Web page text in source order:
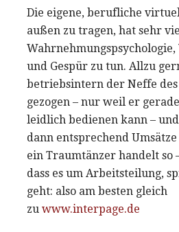
Die eigene, berufliche
außen zu tragen, hat sehr
und Gespür zu tun. Allzu
betriebsintern der Neffe des
gezogen – nur weil er
leidlich bedienen kann –
dann entsprechend
ein Traumtänzer handelt so
dass es um Arbeitsteilung,
geht: also am besten gleich
zu www.interpage.de